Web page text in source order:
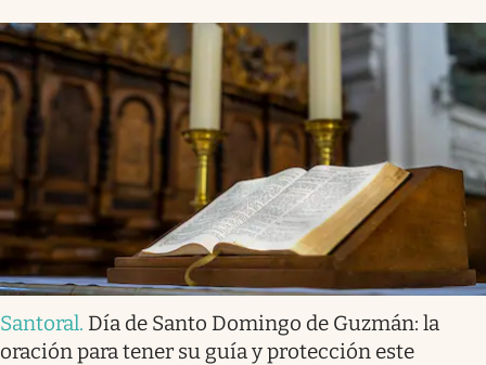
Santoral. Día de Santo Domingo de Guzmán: la
oración para tener su guía y protección este